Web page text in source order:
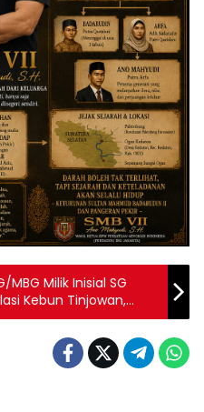
MBG Milik Inisial SG
Kebun Tinjowan,
Hidup